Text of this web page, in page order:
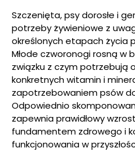
Szczenięta, psy dorosłe i
potrzeby żywieniowe z
określonych etapach życia
Młode czworonogi rosną w
związku z czym potrzebują
konkretnych witamin i
zapotrzebowaniem psów
Odpowiednio
zapewnia prawidłowy
fundamentem zdrowego i
funkcjonowania w